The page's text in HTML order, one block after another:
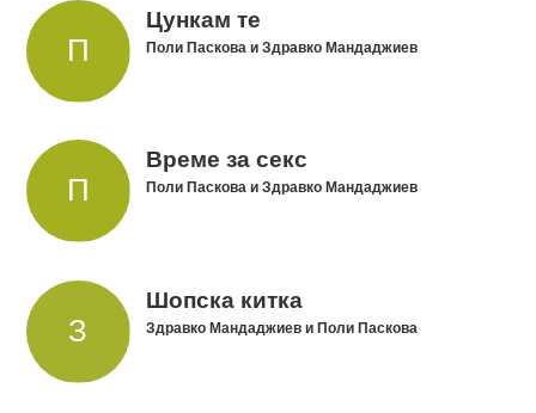
Цункам те
Поли Паскова и Здравко Мандаджиев
Време за секс
Поли Паскова и Здравко Мандаджиев
Шопска китка
Здравко Мандаджиев и Поли Паскова